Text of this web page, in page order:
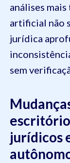
análises
artificial não
jurídica
sem
jurídicos